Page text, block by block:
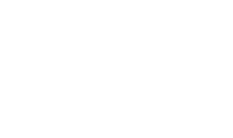
داخل المزارع
الظاهرة بأنها من
وحظيت هذه
صوراً ومقاطع